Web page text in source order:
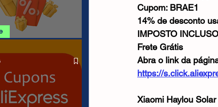
Cupom: BRAE1
14% de desconto
IMPOSTO INCLUSO
Frete Grátis
Abra o link da
https://
Xiaomi Haylou